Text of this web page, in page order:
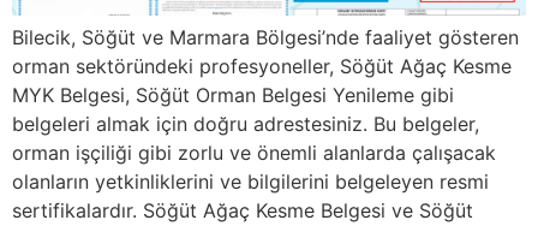
Bilecik, Söğüt ve Marmara Bölgesi’nde faaliyet gösteren
orman sektöründeki profesyoneller, Söğüt Ağaç Kesme
MYK Belgesi, Söğüt Orman Belgesi Yenileme gibi
belgeleri almak için doğru adrestesiniz. Bu belgeler,
orman işçiliği gibi zorlu ve önemli alanlarda çalışacak
olanların yetkinliklerini ve bilgilerini belgeleyen resmi
sertifikalardır. Söğüt Ağaç Kesme Belgesi ve Söğüt